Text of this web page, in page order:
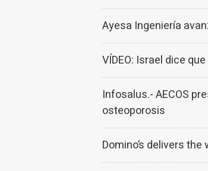
Ayesa Ingeniería
VÍDEO: Israel dice
Infosalus.- AECOS
osteoporosis
Domino’s delivers